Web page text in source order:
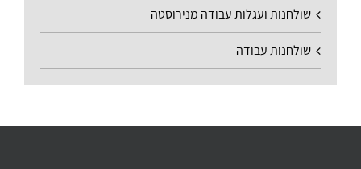
שולחנות ועגלות עבודה מנירוסטה
שולחנות עבודה